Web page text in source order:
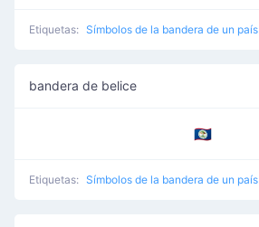
Etiquetas: Símbolos de la bandera de un país
bandera de belice
🇧🇿
Etiquetas: Símbolos de la bandera de un país